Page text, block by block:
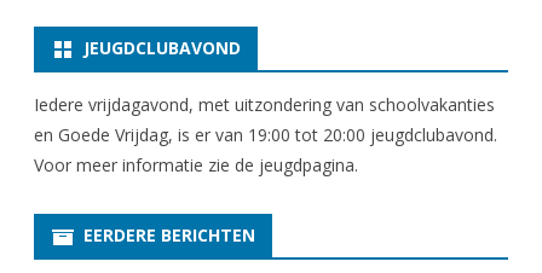
JEUGDCLUBAVOND
Iedere vrijdagavond, met uitzondering van schoolvakanties
en Goede Vrijdag, is er van 19:00 tot 20:00 jeugdclubavond.
Voor meer informatie zie de jeugdpagina.
EERDERE BERICHTEN